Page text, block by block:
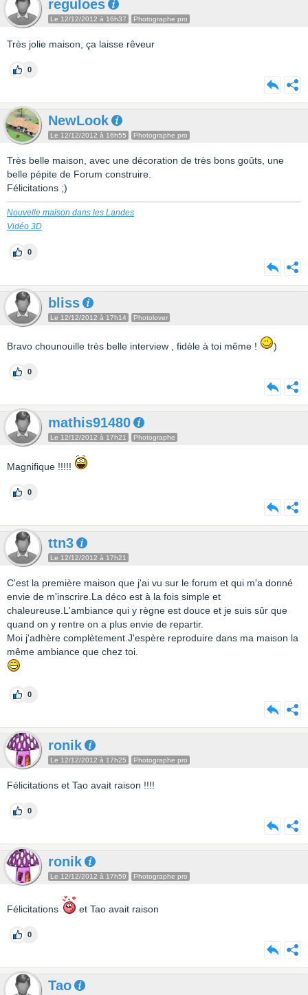
reguloes
Le 12/12/2012 à 16h37 Photographe pro
Très jolie maison, ça laisse rêveur
0
NewLook
Le 12/12/2012 à 16h55 Photographe pro
Très belle maison, avec une décoration de très bons goûts, une
belle pépite de Forum construire.
Félicitations ;)
Nouvelle maison dans les Landes
Vidéo 3D
0
bliss
Le 12/12/2012 à 17h14 Photolover
Bravo chounouille très belle interview , fidèle à toi même ! )
0
mathis91480
Le 12/12/2012 à 17h21 Photographe
Magnifique !!!!!
0
ttn3
Le 12/12/2012 à 17h21
C'est la première maison que j'ai vu sur le forum et qui m'a donné
envie de m'inscrire.La déco est à la fois simple et
chaleureuse.L'ambiance qui y règne est douce et je suis sûr que
quand on y rentre on a plus envie de repartir.
Moi j'adhère complètement.J'espère reproduire dans ma maison la
même ambiance que chez toi.
0
ronik
Le 12/12/2012 à 17h25 Photographe pro
Félicitations et Tao avait raison !!!!
0
ronik
Le 12/12/2012 à 17h59 Photographe pro
Félicitations et Tao avait raison
0
Tao